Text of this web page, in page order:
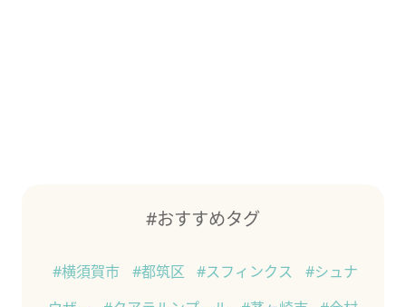
#おすすめタグ
#横須賀市 #都筑区 #スフィンクス
#シュナ